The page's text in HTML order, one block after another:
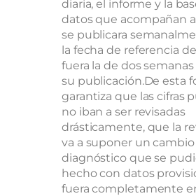
diaria, el informe y la
datos que acompañan
se publicara
la fecha de referencia
fuera la de dos
su publicación.De esta
garantiza que las cifras
no iban a ser revisadas
drásticamente, que la
va a suponer un
diagnóstico que se
hecho con datos
fuera completamente